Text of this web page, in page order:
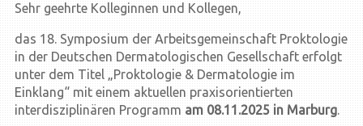
Sehr geehrte Kolleginnen und Kollegen,
das 18. Symposium der Arbeitsgemeinschaft Proktologie
in der Deutschen Dermatologischen Gesellschaft erfolgt
unter dem Titel „Proktologie & Dermatologie im
Einklang“ mit einem aktuellen praxisorientierten
interdisziplinären Programm am 08.11.2025 in Marburg.